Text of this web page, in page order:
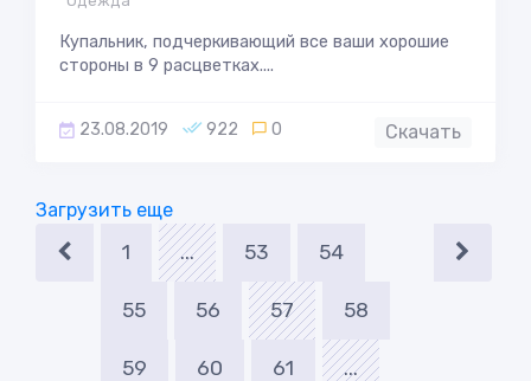
Купальник, подчеркивающий все ваши хорошие
стороны в 9 расцветках....
23.08.2019 922 0 Скачать
Загрузить еще
1 ... 53 54
55 56 57 58
59 60 61 ...